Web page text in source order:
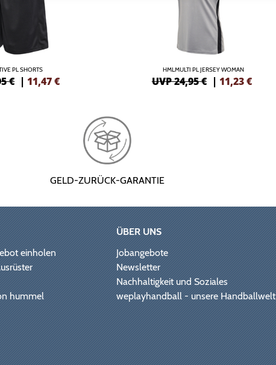
PL SHORTS
€ |11,47€
HMLMULTI PL JERSEY WOMAN
UVP 24,95 € | 11,23€
GELD-ZURÜCK-GARANTIE
einholen
hummel
ÜBER UNS
Jobangebote
Newsletter
Nachhaltigkeit und Soziales
weplayhandball - unsere Handballwelt